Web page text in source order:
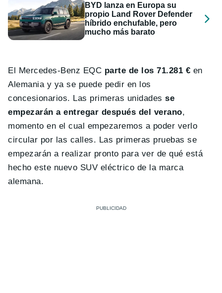
BYD lanza en Europa su
propio Land Rover Defender
híbrido enchufable, pero
mucho más barato
El Mercedes-Benz EQC parte de los 71.281 € en
Alemania y ya se puede pedir en los
concesionarios. Las primeras unidadesse
empezarán a entregar después del verano,
momento en el cual empezaremos a poder verlo
circular por las calles. Las primeras pruebas se
empezarán a realizar pronto para ver de qué está
hecho este nuevo SUV eléctrico de la marca
alemana.